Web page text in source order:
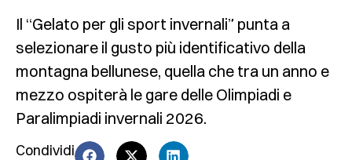
Il “Gelato per gli sport invernali” punta a
selezionare il gusto più identificativo della
montagna bellunese, quella che tra un anno e
mezzo ospiterà le gare delle Olimpiadi e
Paralimpiadi invernali 2026.
Condividi